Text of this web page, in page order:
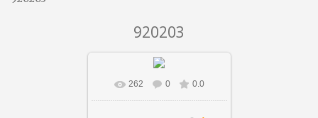
920203
В реальном размере
262 0 0.0